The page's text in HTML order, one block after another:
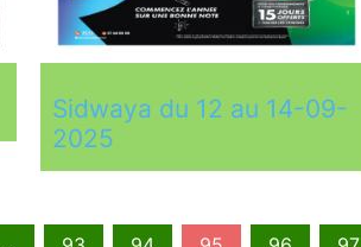
Sidwaya du 12 au 14-09-
2025